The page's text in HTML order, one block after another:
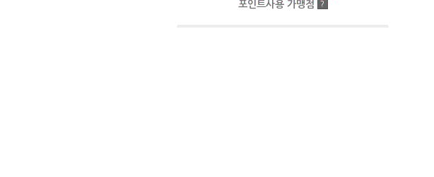
포인트사용 가맹점 ?